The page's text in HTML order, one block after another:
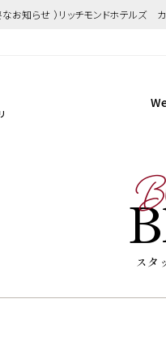
なお知らせ ）リッチモンドホテル
リ
スタ